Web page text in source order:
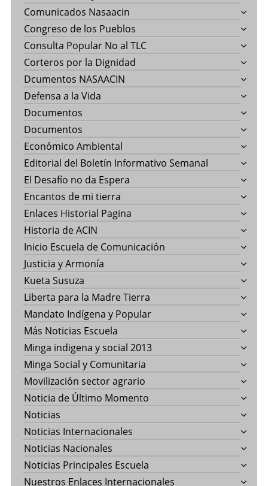
Comunicados Nasaacin
Congreso de los Pueblos
Consulta Popular No al TLC
Corteros por la Dignidad
Dcumentos NASAACIN
Defensa a la Vida
Documentos
Documentos
Económico Ambiental
Editorial del Boletín Informativo Semanal
El Desafío no da Espera
Encantos de mi tierra
Enlaces Historial Pagina
Historia de ACIN
Inicio Escuela de Comunicación
Justicia y Armonía
Kueta Susuza
Liberta para la Madre Tierra
Mandato Indígena y Popular
Más Noticias Escuela
Minga indigena y social 2013
Minga Social y Comunitaria
Movilización sector agrario
Noticia de Último Momento
Noticias
Noticias Internacionales
Noticias Nacionales
Noticias Principales Escuela
Nuestros Enlaces Internacionales